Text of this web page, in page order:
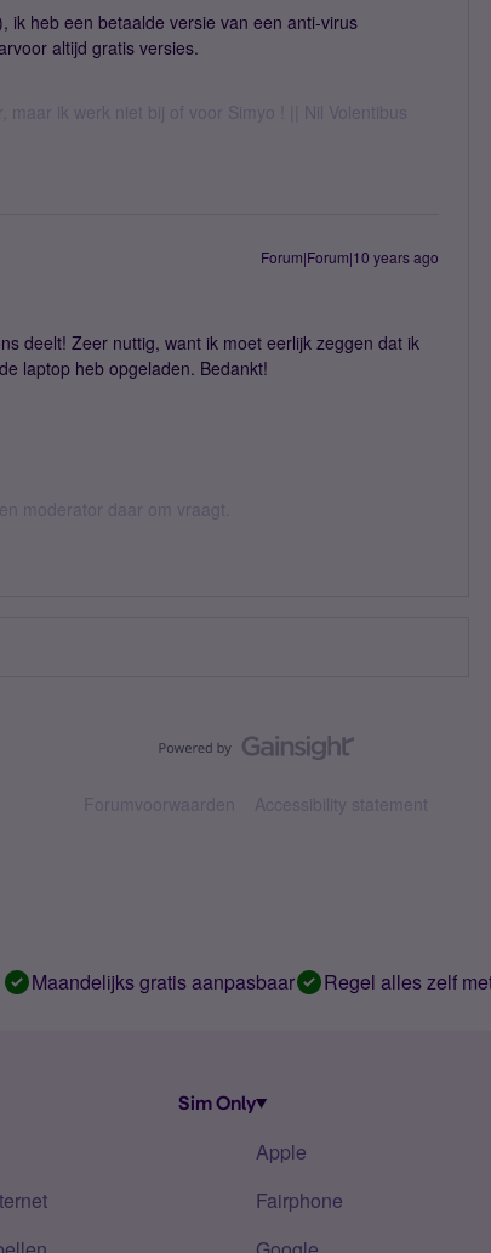
ik heb een betaalde versie van een anti-virus
altijd gratis versies.
maar ik werk niet bij of voor Simyo ! || Nil Volentibus
Forum|Forum|10 years ago
deelt! Zeer nuttig, want ik moet eerlijk zeggen dat ik
laptop heb opgeladen. Bedankt!
moderator daar om vraagt.
Forumvoorwaarden Accessibility statement
Maandelijks gratis aanpasbaar Regel alles zelf
Sim Only
Apple
Fairphone